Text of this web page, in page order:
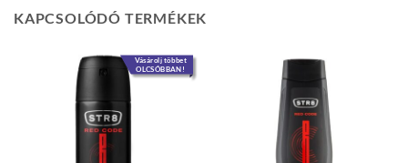
KAPCSOLÓDÓ TERMÉKEK
Vásárolj többet
OLCSÓBBAN!